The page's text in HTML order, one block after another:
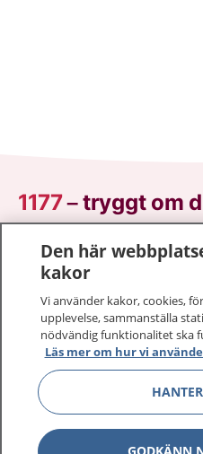
1177–tryggt om
På 1177.se får du råd om
sjukdomar och vilka
vårdärenden. Ring
sjukvårdsrådgivning
1177 ger dig råd när du vill
Den här
kakor
Vi använder kakor, cookies,
upplevelse, sammanställa
nödvändig funktionalitet ska
Läs mer om hur vi